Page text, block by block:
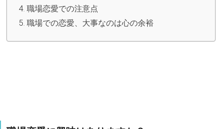
職場恋愛での注意点
職場での恋愛、大事なのは心の余裕